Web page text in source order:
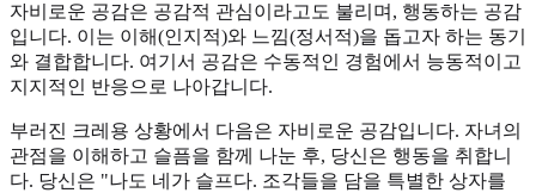
자비로운 공감은 공감적 관심이라고도 불리며, 행동하는 공감
입니다. 이는 이해(인지적)와 느낌(정서적)을 돕고자 하는 동기
와 결합합니다. 여기서 공감은 수동적인 경험에서 능동적이고
지지적인 반응으로 나아갑니다.
부러진 크레용 상황에서 다음은 자비로운 공감입니다. 자녀의
관점을 이해하고 슬픔을 함께 나눈 후, 당신은 행동을 취합니
다. 당신은 "나도 네가 슬프다. 조각들을 담을 특별한 상자를